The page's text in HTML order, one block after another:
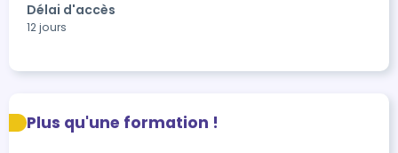
Délai d'accès
12 jours
Plus qu'une formation !